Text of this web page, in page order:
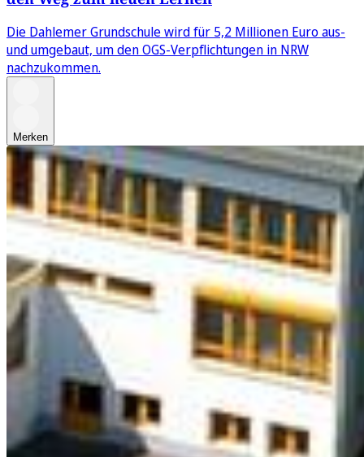
Die Dahlemer Grundschule wird für 5,2 Millionen Euro aus-
und umgebaut, um den OGS-Verpflichtungen in NRW
nachzukommen.
Merken